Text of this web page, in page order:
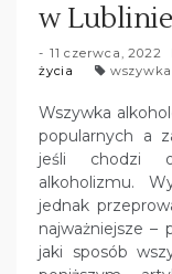
w Lublinie
11 czerwca, 2022
życia
Wszywka
popularnych a
jeśli chodzi
alkoholizmu.
jednak
najważniejsze
jaki sposób